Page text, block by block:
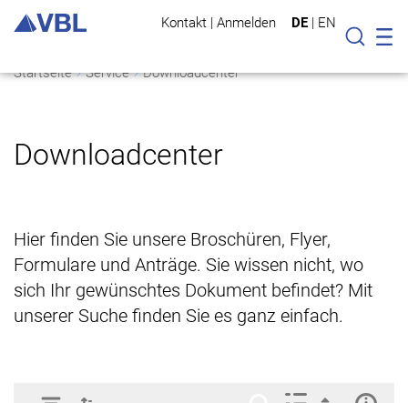
Kontakt | Anmelden DE | EN
Suche
Startseite Service Downloadcenter
Downloadcenter
Hier finden Sie unsere Broschüren, Flyer,
Formulare und Anträge. Sie wissen nicht, wo
sich Ihr gewünschtes Dokument befindet? Mit
unserer Suche finden Sie es ganz einfach.